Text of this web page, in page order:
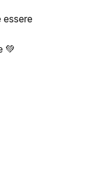
essere
💚